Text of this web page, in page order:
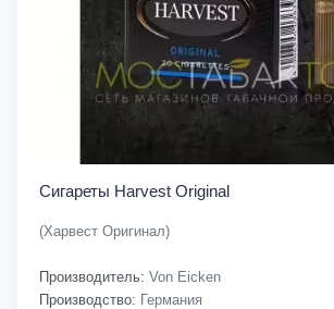
Сигареты Harvest Original
(Харвест Оригинал)
Производитель: Von Eicken
Производство: Германия